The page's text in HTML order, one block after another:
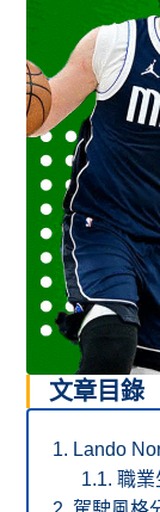
文章目錄
Lando
職業